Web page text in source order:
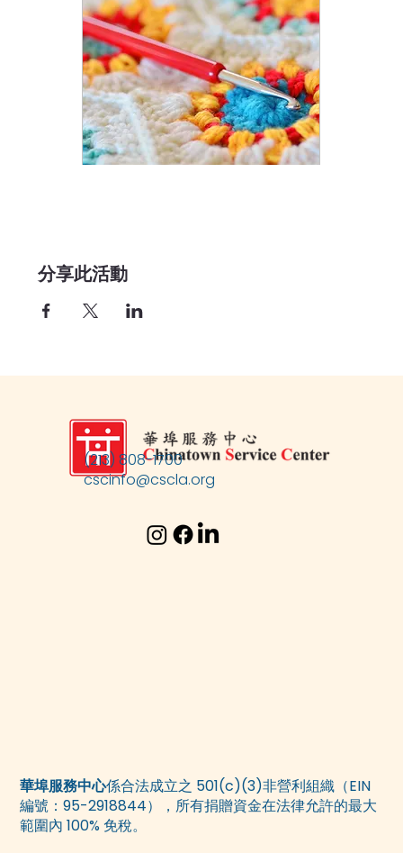
分享此活動
(213) 808-1700
cscinfo@cscla.org
華埠服務中心係合法成立之 501(c)(3)非營利組織（EIN
編號：95-2918844），所有捐贈資金在法律允許的最大
範圍內 100% 免稅。